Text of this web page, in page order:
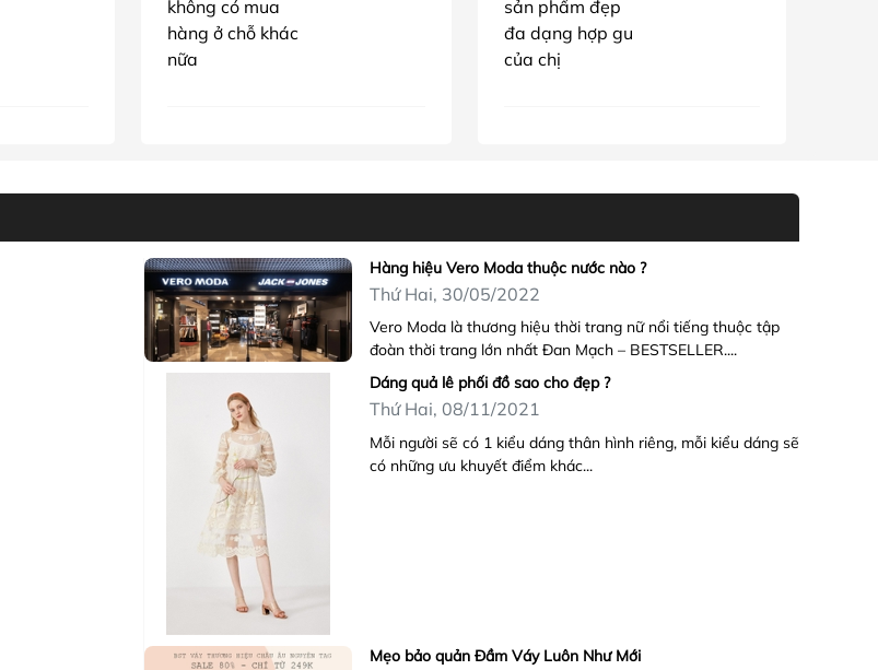
không có mua
hàng ở chỗ khác
nữa
sản phẩm đẹp
đa dạng hợp gu
của chị
Hàng hiệu Vero Moda thuộc nước nào ?
Thứ Hai, 30/05/2022
Vero Moda là thương hiệu thời trang nữ nổi tiếng thuộc tập
đoàn thời trang lớn nhất Đan Mạch – BESTSELLER....
Dáng quả lê phối đồ sao cho đẹp ?
Thứ Hai, 08/11/2021
Mỗi người sẽ có 1 kiểu dáng thân hình riêng, mỗi kiểu dáng sẽ
có những ưu khuyết điểm khác...
Mẹo bảo quản Đầm Váy Luôn Như Mới